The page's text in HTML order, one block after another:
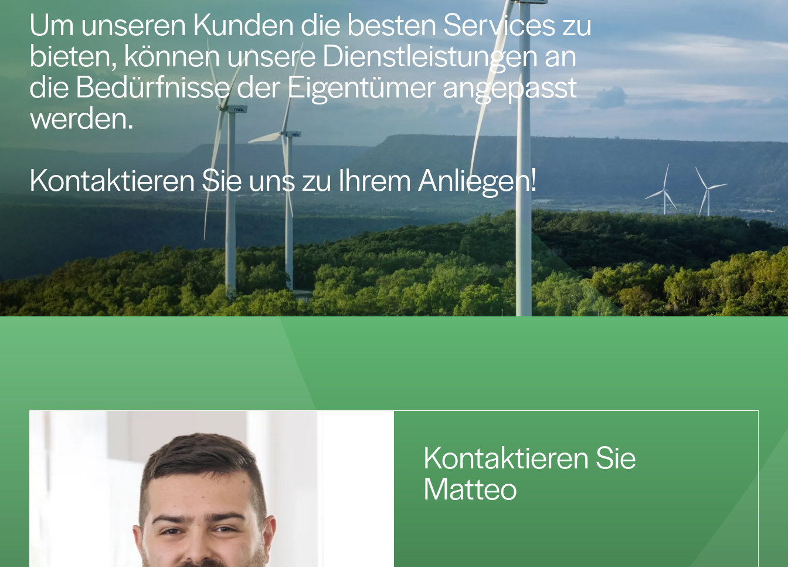
Um unseren Kunden die besten Services zu
bieten, können unsere Dienstleistungen an
die Bedürfnisse der Eigentümer angepasst
werden.
Kontaktieren Sie uns zu Ihrem Anliegen!
Kontaktieren Sie
Matteo